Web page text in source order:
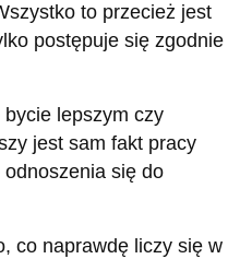
to przecież jest
postępuje się zgodnie
lepszym czy
jest sam fakt pracy
się do
co naprawdę liczy się w